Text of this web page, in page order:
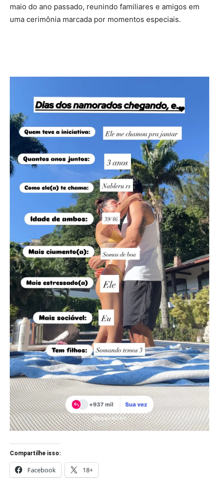
maio do ano passado, reunindo familiares e amigos em
uma cerimônia marcada por momentos especiais.
Compartilhe isso:
Facebook 18+